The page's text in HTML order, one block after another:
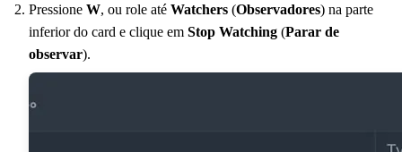
Pressione W, ou role até Watchers (Observadores) na parte
inferior do card e clique em Stop Watching (Parar de
observar).